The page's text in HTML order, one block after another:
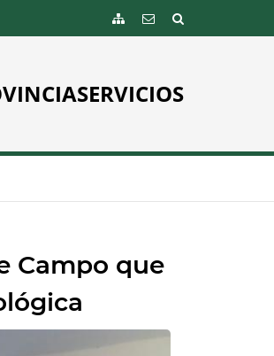
SERVICIOS
Campo que